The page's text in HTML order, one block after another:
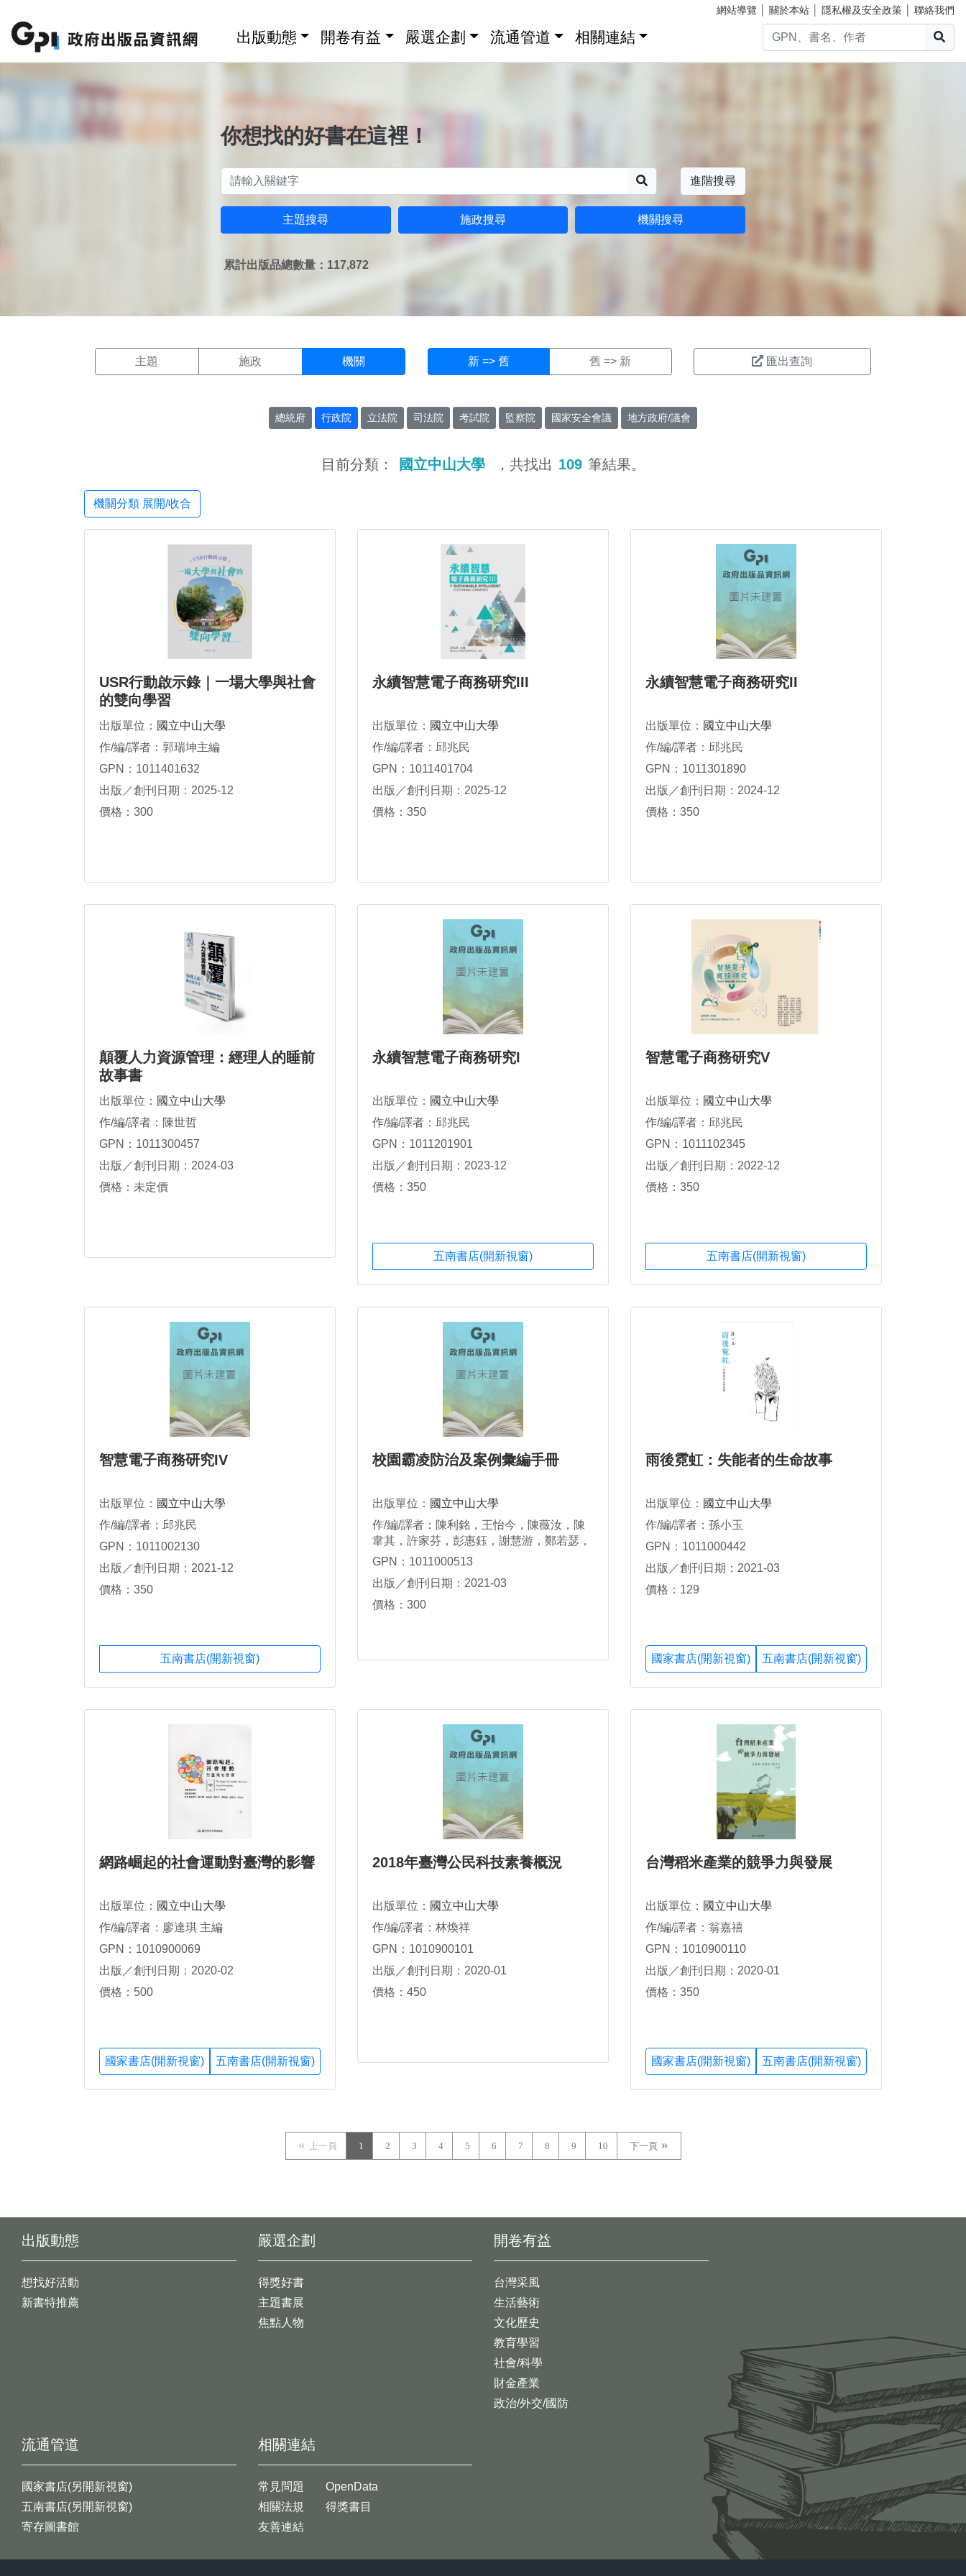
網站導覽 關於本站 隱私權及安全政策 聯絡我們
出版動態 開卷有益 嚴選企劃 流通管道 相關連結
你想找的好書在這裡！
進階搜尋
主題搜尋 施政搜尋 機關搜尋
累計出版品總數量：117,872
主題 施政 機關 新 => 舊 舊 => 新 匯出查詢
總統府 行政院 立法院 司法院 考試院 監察院 國家安全會議 地方政府/議會
目前分類： 國立中山大學 ，共找出 109 筆結果。
機關分類 展開/收合
USR行動啟示錄｜一場大學與社會
的雙向學習
出版單位： 國立中山大學
作/編/譯者：郭瑞坤主編
GPN：1011401632
出版／創刊日期：2025-12
價格：300
永續智慧電子商務研究III
出版單位： 國立中山大學
作/編/譯者：邱兆民
GPN：1011401704
出版／創刊日期：2025-12
價格：350
永續智慧電子商務研究II
出版單位： 國立中山大學
作/編/譯者：邱兆民
GPN：1011301890
出版／創刊日期：2024-12
價格：350
顛覆人力資源管理：經理人的睡前
故事書
出版單位： 國立中山大學
作/編/譯者：陳世哲
GPN：1011300457
出版／創刊日期：2024-03
價格：未定價
永續智慧電子商務研究I
出版單位： 國立中山大學
作/編/譯者：邱兆民
GPN：1011201901
出版／創刊日期：2023-12
價格：350
五南書店(開新視窗)
智慧電子商務研究V
出版單位： 國立中山大學
作/編/譯者：邱兆民
GPN：1011102345
出版／創刊日期：2022-12
價格：350
五南書店(開新視窗)
智慧電子商務研究IV
出版單位： 國立中山大學
作/編/譯者：邱兆民
GPN：1011002130
出版／創刊日期：2021-12
價格：350
五南書店(開新視窗)
校園霸凌防治及案例彙編手冊
出版單位： 國立中山大學
作/編/譯者：陳利銘，王怡今，陳薇汝，陳
韋其，許家芬，彭惠鈺，謝慧游，鄭若瑟，
蘇梓恒
GPN：1011000513
出版／創刊日期：2021-03
價格：300
雨後霓虹：失能者的生命故事
出版單位： 國立中山大學
作/編/譯者：孫小玉
GPN：1011000442
出版／創刊日期：2021-03
價格：129
國家書店(開新視窗) 五南書店(開新視窗)
網路崛起的社會運動對臺灣的影響
出版單位： 國立中山大學
作/編/譯者：廖達琪 主編
GPN：1010900069
出版／創刊日期：2020-02
價格：500
國家書店(開新視窗) 五南書店(開新視窗)
2018年臺灣公民科技素養概況
出版單位： 國立中山大學
作/編/譯者：林煥祥
GPN：1010900101
出版／創刊日期：2020-01
價格：450
台灣稻米產業的競爭力與發展
出版單位： 國立中山大學
作/編/譯者：翁嘉禧
GPN：1010900110
出版／創刊日期：2020-01
價格：350
國家書店(開新視窗) 五南書店(開新視窗)
上一頁 1 2 3 4 5 6 7 8 9 10 下一頁
出版動態
想找好活動
新書特推薦
開卷有益
台灣采風
生活藝術
文化歷史
教育學習
社會/科學
財金產業
政治/外交/國防
嚴選企劃
得獎好書
主題書展
焦點人物
流通管道
國家書店(另開新視窗)
五南書店(另開新視窗)
寄存圖書館
相關連結
常見問題
相關法規
友善連結
OpenData
得獎書目